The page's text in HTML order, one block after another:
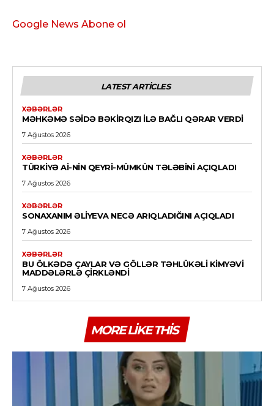
Google News Abone ol
LATEST ARTICLES
XƏBƏRLƏR
MƏHKƏMƏ SƏIDƏ BƏKIRQIZI ILƏ BAĞLI QƏRAR VERDI
7 Ağustos 2026
XƏBƏRLƏR
TÜRKIYƏ Aİ-NIN QEYRI-MÜMKÜN TƏLƏBINI AÇIQLADI
7 Ağustos 2026
XƏBƏRLƏR
SONAXANIM ƏLIYEVA NECƏ ARIQLADIĞINI AÇIQLADI
7 Ağustos 2026
XƏBƏRLƏR
BU ÖLKƏDƏ ÇAYLAR VƏ GÖLLƏR TƏHLÜKƏLI KIMYƏVI
MADDƏLƏRLƏ ÇIRKLƏNDI
7 Ağustos 2026
MORE LIKE THIS